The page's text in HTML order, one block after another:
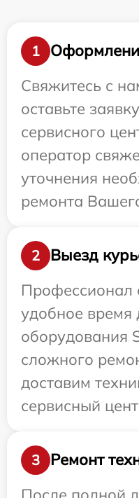
1
Свяжитесь с
оставьте
сервисного
оператор
уточнения
ремонта
2
Выезд
Профессионал
удобное время
оборудования
сложного
доставим
сервисный
3
Ремонт